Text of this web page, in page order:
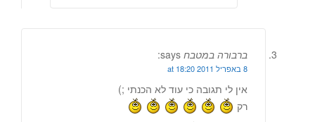
ברבורה במטבח says:
8 באפריל 2011 at 18:20
אין לי תגובה כי עוד לא הכנתי ;)
רק